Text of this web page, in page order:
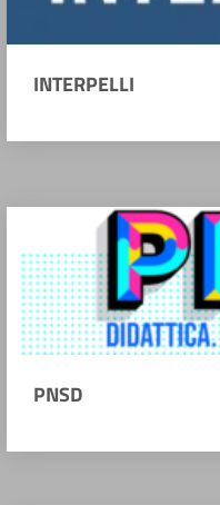
INTERPELLI
PNSD